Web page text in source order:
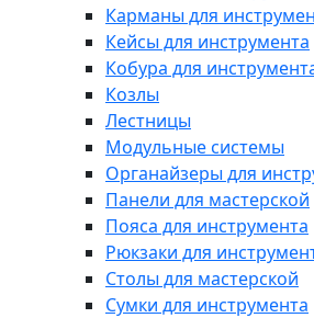
Карманы для
Кейсы для инструмента
Кобура для
Козлы
Лестницы
Модульные системы
Органайзеры для
Панели для мастерской
Пояса для инструмента
Рюкзаки для
Столы для мастерской
Сумки для инструмента